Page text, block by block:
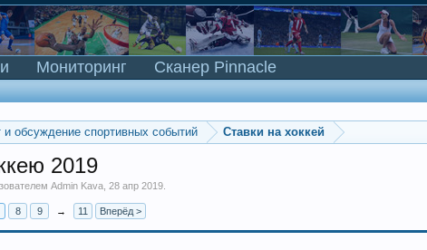
и обсуждение спортивных событий Ставки на хоккей
2019
Admin Kava ,28 апр 2019
8 9 → 11 Вперёд >
Мониторинг Сканер Pinnacle